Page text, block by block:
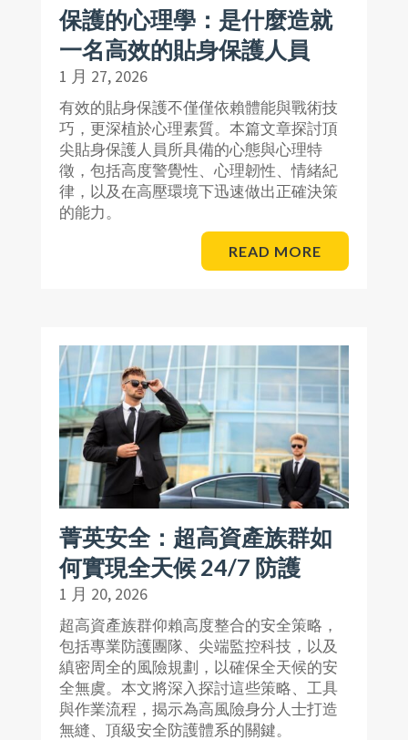
保護的心理學：是什麼造就
一名高效的貼身保護人員
1 月 27, 2026
有效的貼身保護不僅僅依賴體能與戰術技
巧，更深植於心理素質。本篇文章探討頂
尖貼身保護人員所具備的心態與心理特
徵，包括高度警覺性、心理韌性、情緒紀
律，以及在高壓環境下迅速做出正確決策
的能力。
READ MORE
菁英安全：超高資產族群如
何實現全天候 24/7 防護
1 月 20, 2026
超高資產族群仰賴高度整合的安全策略，
包括專業防護團隊、尖端監控科技，以及
縝密周全的風險規劃，以確保全天候的安
全無虞。本文將深入探討這些策略、工具
與作業流程，揭示為高風險身分人士打造
無縫、頂級安全防護體系的關鍵。